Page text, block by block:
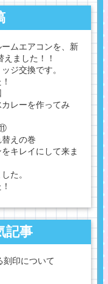
ムエアコンを、新
ました！！
ジ交換です。
レーを作ってみ
⑪
えの巻
キレイにして来ま
た。
記事
刻印について